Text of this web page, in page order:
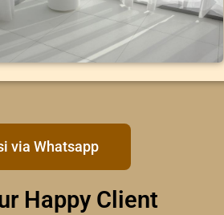
via Whatsapp
Happy Client